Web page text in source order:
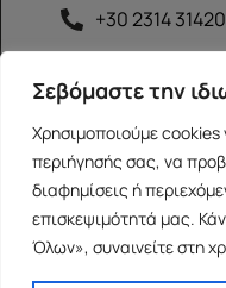
Σεβόμαστε την
Χρησιμοποιούμε cookies
περιήγησής σας, να
διαφημίσεις ή
επισκεψιμότητά μας.
Όλων», συναινείτε στη
+30 2314
ΙΩΑΝΝΙΝΑ
Γεώργιου
+30 26516